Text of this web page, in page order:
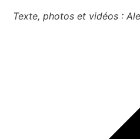
Texte, photos et vidéos :